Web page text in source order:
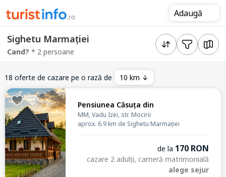
Adaugă
Sighetu Marmației
Cand? * 2 persoane
18 oferte de cazare pe o rază de 10 km ↓
Pensiunea Căsuța din
MM, Vadu Izei, str. Mocirii
aprox. 6.9 km de Sighetu Marmației
de la 170 RON
cazare 2 adulți, cameră matrimonială
alege sejur